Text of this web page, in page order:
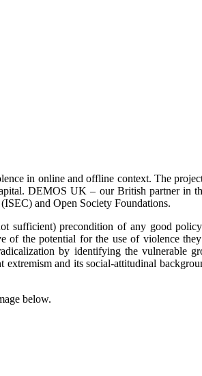
in online and offline context. The
DEMOS UK – our British partner in
and Open Society Foundations.
sufficient) precondition of any good
of the potential for the use of violence
by identifying the vulnerable
and its social-attitudinal
below.